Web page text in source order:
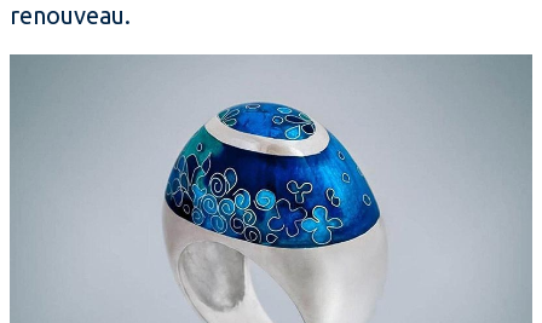
renouveau.